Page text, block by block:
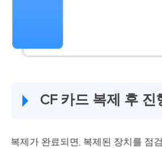
CF 카드 복제 후 진
복제가 완료되면, 복제된 장치를 점